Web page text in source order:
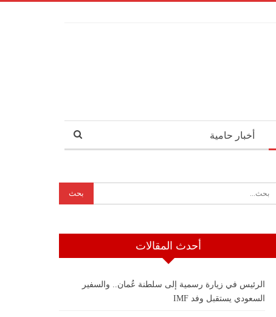
أخبار حامية
أحدث المقالات
الرئيس في زيارة رسمية إلى سلطنة عُمان.. والسفير
السعودي يستقبل وفد IMF